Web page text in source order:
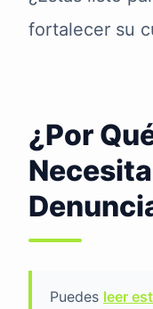
fortalecer su
¿Por
Puedes leer